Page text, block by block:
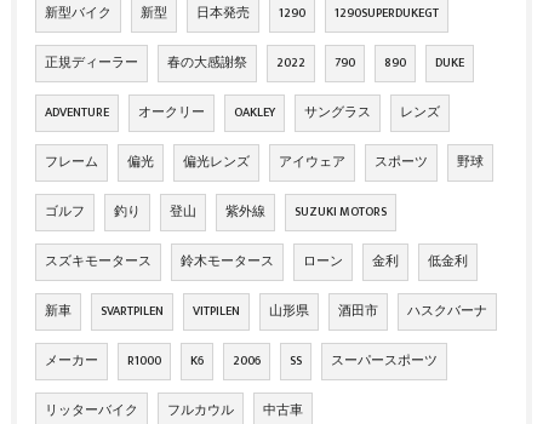
新型バイク 新型 日本発売 1290 1290SUPERDUKEGT
正規ディーラー 春の大感謝祭 2022 790 890 DUKE
ADVENTURE オークリー OAKLEY サングラス レンズ
フレーム 偏光 偏光レンズ アイウェア スポーツ 野球
ゴルフ 釣り 登山 紫外線 SUZUKI MOTORS
スズキモータース 鈴木モータース ローン 金利 低金利
新車 SVARTPILEN VITPILEN 山形県 酒田市 ハスクバーナ
メーカー R1000 K6 2006 SS スーパースポーツ
リッターバイク フルカウル 中古車